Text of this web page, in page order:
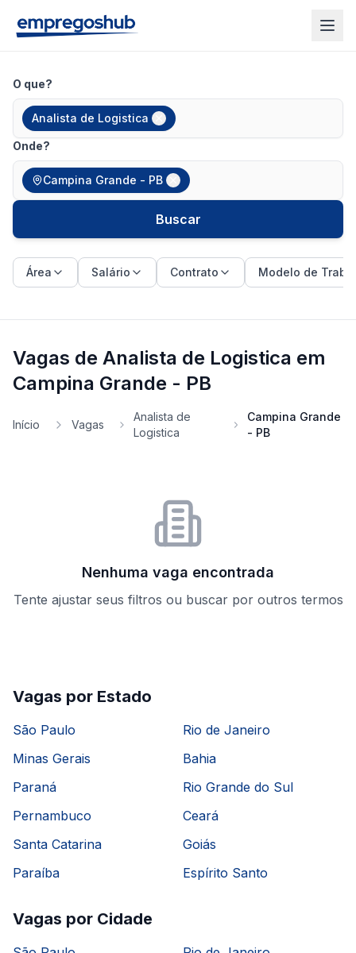
O que?
Analista de Logistica
Onde?
Campina Grande - PB
Buscar
Área Salário Contrato Modelo de
Vagas de Analista de Logistica em
Campina Grande - PB
Início Vagas
Analista de
Logistica
Campina Grande
- PB
Nenhuma vaga encontrada
Tente ajustar seus filtros ou buscar por outros termos
Vagas por Estado
São Paulo
Rio de Janeiro
Minas Gerais
Bahia
Paraná
Rio Grande do Sul
Pernambuco
Ceará
Santa Catarina
Goiás
Paraíba
Espírito Santo
Vagas por Cidade